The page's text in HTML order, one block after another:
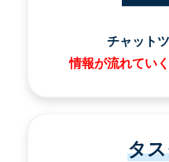
チャット
情報が流れてい
タ